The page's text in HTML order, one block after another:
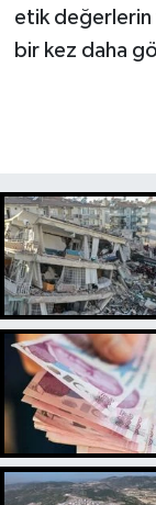
etik değerlerin
bir kez daha